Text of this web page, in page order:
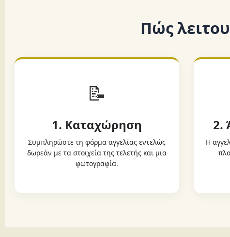
Πώς
📝
1. Καταχώρηση
Συμπληρώστε τη φόρμα αγγελίας εντελώς
δωρεάν με τα στοιχεία της τελετής και μια
φωτογραφία.
2.
Η